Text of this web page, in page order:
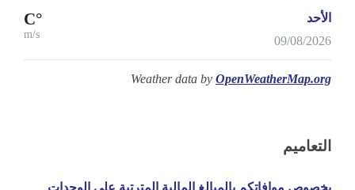
الأحد
09/08/2026
°C
m/s
Weather data by OpenWeatherMap.org
التعاميم